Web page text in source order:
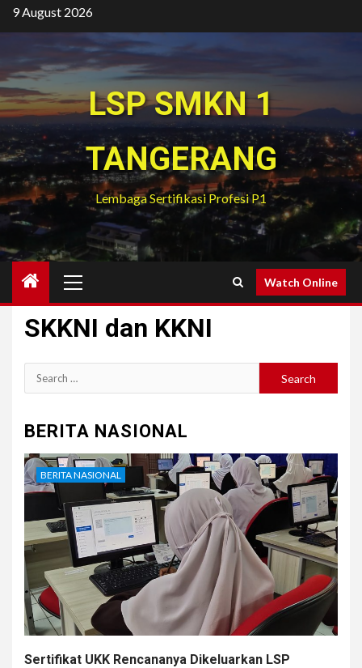
Skip
to
9 August 2026
LSP SMKN 1
TANGERANG
Lembaga Sertifikasi Profesi P1
Menu
Watch Online
SKKNI dan KKNI
Search
for:
BERITA NASIONAL
BERITA NASIONAL
Sertifikat UKK Rencananya Dikeluarkan LSP